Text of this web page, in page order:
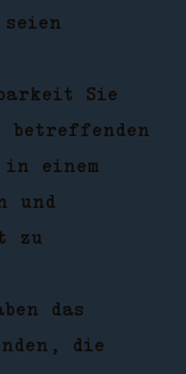
seien
Sie
betreffenden
in einem
und
zu
das
die